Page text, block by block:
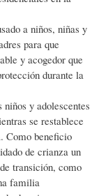
a niños, niñas y
para que
y acogedor que
durante la
y adolescentes
se restablece
Como beneficio
de crianza un
transición, como
familia